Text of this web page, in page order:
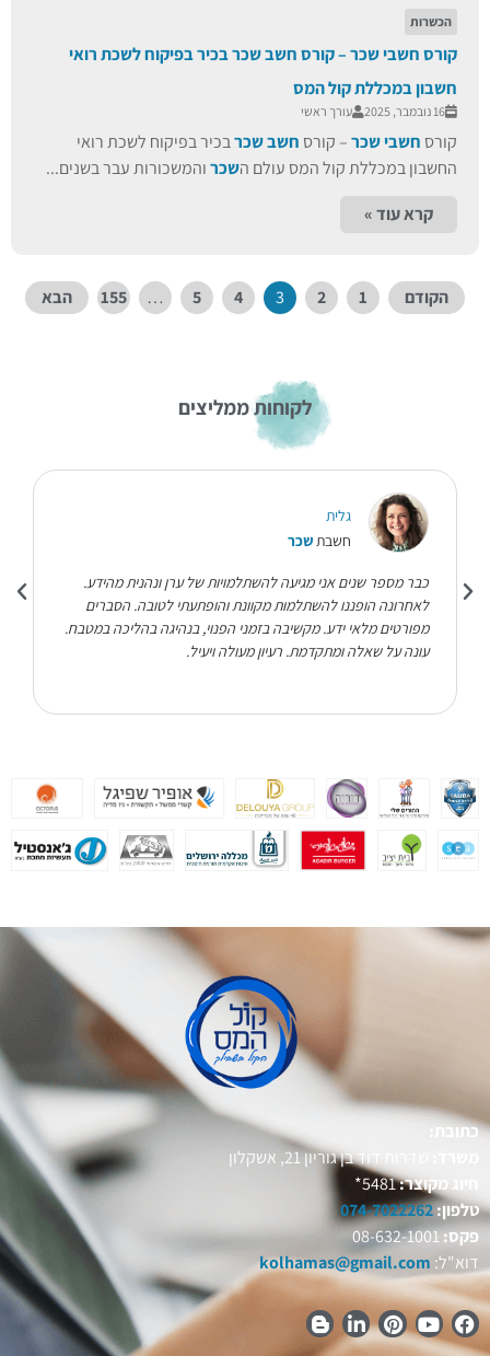
הכשרות
קורס חשבי שכר – קורס חשב שכר בכיר בפיקוח לשכת רואי
חשבון במכללת קול המס
16 נובמבר, 2025 עורך ראשי
קורס חשבי שכר– קורס חשב שכרבכיר בפיקוח לשכת רואי
החשבון במכללת קול המס עולם השכרוהמשכורות עבר בשנים...
קרא עוד »
הקודם 1
2
3
4
5
…
155 הבא
לקוחות ממליצים
כבר מספר שנים אני מגיעה להשתלמויות של ערן ונהנית מהידע.
לאחרונה הופננו להשתלמות מקוונת והופתעתי לטובה. הסברים
מפורטים מלאי ידע. מקשיבה בזמני הפנוי, בנהיגה בהליכה במטבח.
עונה על שאלה ומתקדמת. רעיון מעולה ויעיל.
גלית
חשבתשכר
כתובת:
משרד:
שדרות דוד בן גוריון 21, אשקלון
חיוג מקוצר:5481*
טלפון:074-7022262
פקס:08-632-1001
דוא"ל: kolhamas@gmail.com